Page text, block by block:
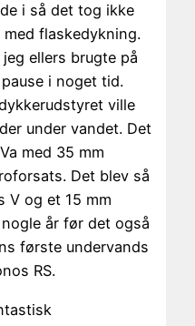
i så det tog ikke
flaskedykning.
ellers brugte på
i noget tid.
ville
under vandet. Det
med 35 mm
Det blev så
V og et 15 mm
år før det også
første undervands
RS.